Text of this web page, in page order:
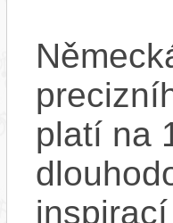
platí na